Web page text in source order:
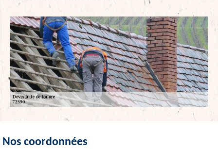
Nos coordonnées